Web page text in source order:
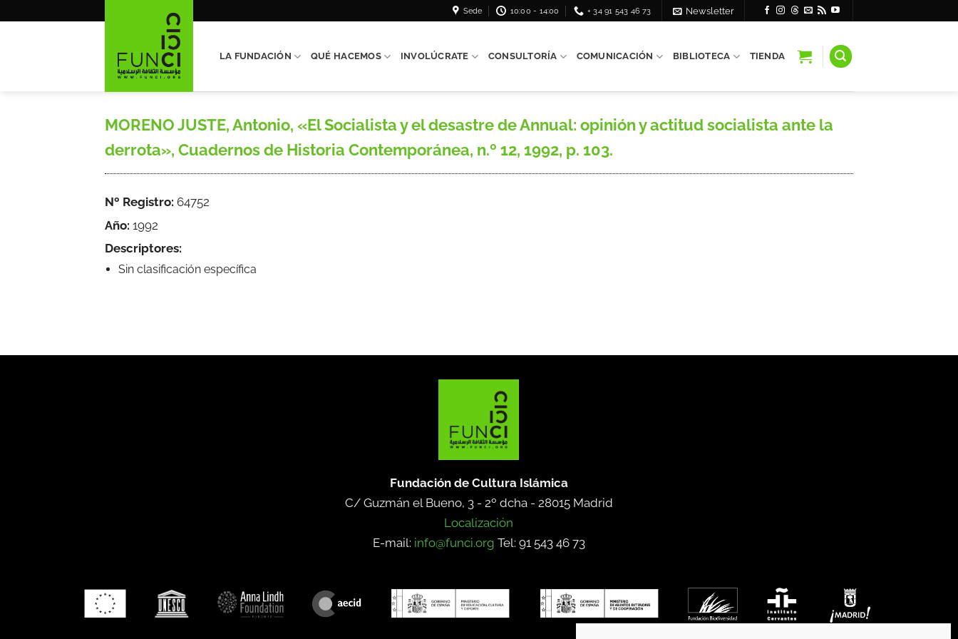
Sede 10:00 - 14:00 + 34 91 543 46 73 Newsletter
LA FUNDACIÓN QUÉ HACEMOS INVOLÚCRATE CONSULTORÍA COMUNICACIÓN BIBLIOTECA TIENDA
MORENO JUSTE, Antonio, «El Socialista y el desastre de Annual: opinión y actitud socialista ante la
derrota», Cuadernos de Historia Contemporánea, n.º 12, 1992, p. 103.
Nº Registro: 64752
Año: 1992
Descriptores:
Sin clasificación específica
Fundación de Cultura Islámica
C/ Guzmán el Bueno, 3 - 2º dcha - 28015 Madrid
Localización
E-mail: info@funci.org Tel: 91 543 46 73